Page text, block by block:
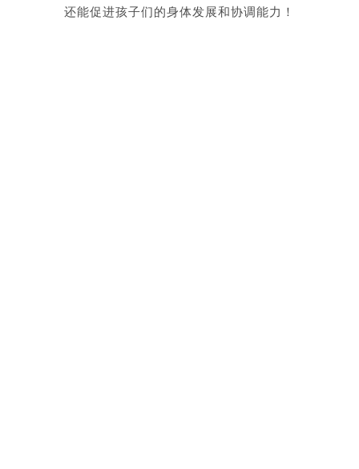
还能促进孩子们的身体发展和协调能力！